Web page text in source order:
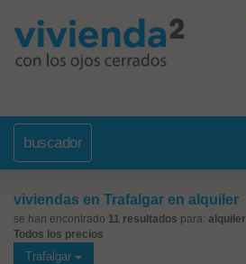
buscador
viviendas en Trafalgar en alquiler
se han encontrado 11 resultados para: alquiler
Todos los precios
Trafalgar